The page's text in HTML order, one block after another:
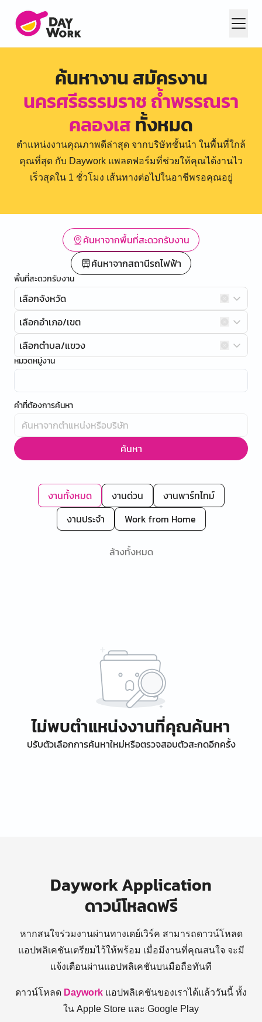
ค้นหางาน สมัครงาน
นครศรีธรรมราช ถ้ำพรรณรา
คลองเสทั้งหมด
ตำแหน่งงานคุณภาพดีล่าสุด จากบริษัทชั้นนำ ในพื้นที่ใกล้
คุณที่สุด กับ Daywork แพลตฟอร์มที่ช่วยให้คุณได้งานไว
เร็วสุดใน 1 ชั่วโมง เส้นทางต่อไปในอาชีพรอคุณอยู่
ค้นหาจากพื้นที่สะดวกรับงาน
ค้นหาจากสถานีรถไฟฟ้า
พื้นที่สะดวกรับงาน
เลือกจังหวัด
เลือกอำเภอ/เขต
เลือกตำบล/แขวง
หมวดหมู่งาน
คำที่ต้องการค้นหา
ค้นหา
งานทั้งหมด งานด่วน
งานพาร์ทไทม์
งานประจำ
Work from Home
ล้างทั้งหมด
ไม่พบตำแหน่งงานที่คุณค้นหา
ปรับตัวเลือกการค้นหาใหม่หรือตรวจสอบตัวสะกดอีกครั้ง
Daywork Application
ดาวน์โหลดฟรี
หากสนใจร่วมงานผ่านทางเดย์เวิร์ค สามารถดาวน์โหลด
แอปพลิเคชันเตรียมไว้ให้พร้อม เมื่อมีงานที่คุณสนใจ จะมี
แจ้งเตือนผ่านแอปพลิเคชันบนมือถือทันที
ดาวน์โหลด Daywork แอปพลิเคชันของเราได้แล้ววันนี้ ทั้ง
ใน Apple Store และ Google Play